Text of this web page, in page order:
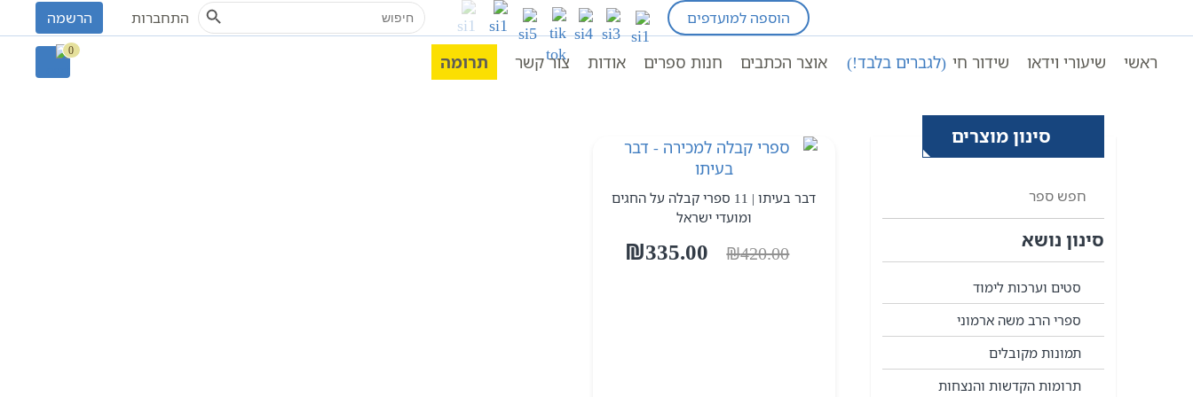
to
הוספה למועדפים Search
for: התחברות הרשמה
ראשי שיעורי וידאו שידור חי (לגברים בלבד!) אוצר הכתבים חנות ספרים אודות צור קשר תרומה
0
עמוד ראשי ספרי קבלה על החגים
סינון מוצרים
סינון נושא
סטים וערכות לימוד
ספרי הרב משה ארמוני
תמונות מקובלים
תרומות הקדשות והנצחות
דבר בעיתו | 11 ספרי קבלה על החגים
ומועדי ישראל
₪420.00
המחיר
המקורי
₪335.00